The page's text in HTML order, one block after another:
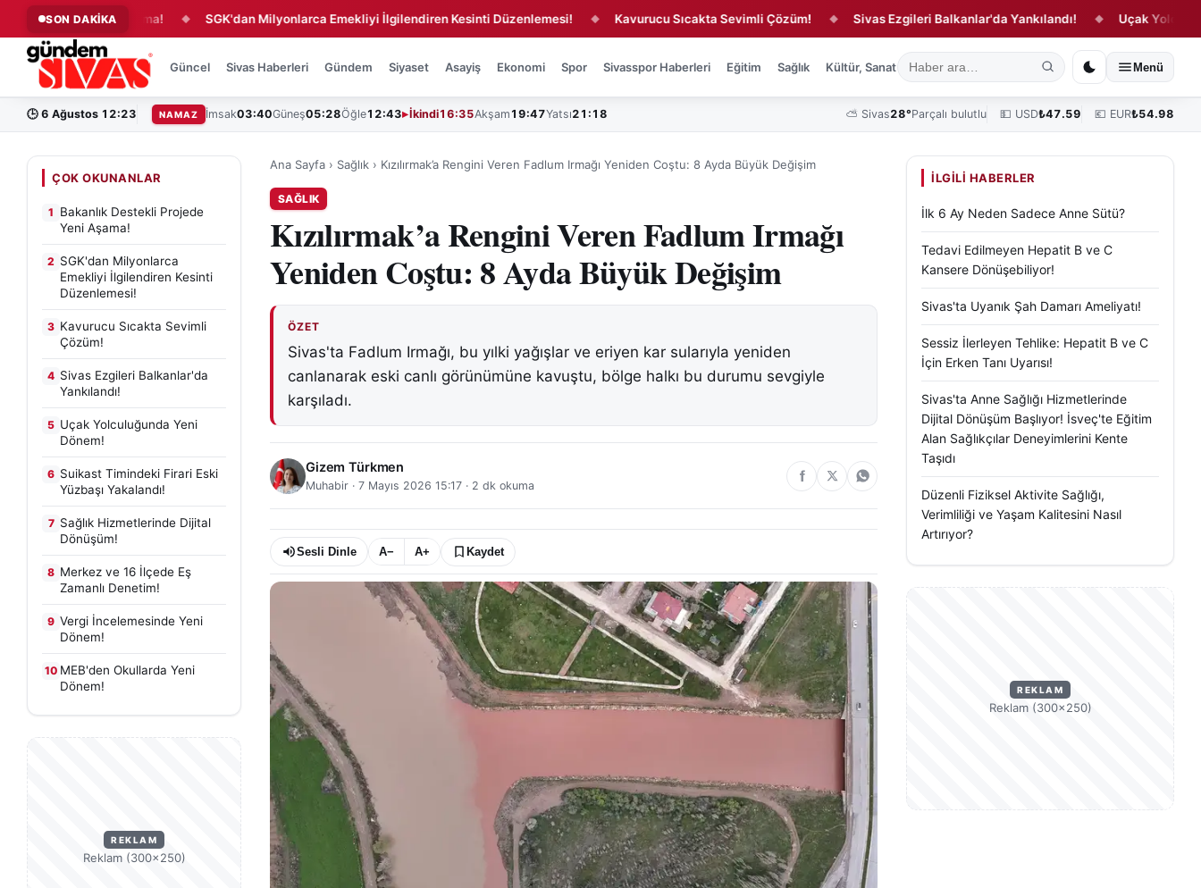
SON DAKİKA
Yeni Aşama! ◆ SGK'dan Milyonlarca Emekliyi İlgilendiren Kesinti Düzenlemesi! ◆ Kavurucu Sıcakta Sevimli Çözüm! ◆ Sivas Ezgileri Balkanlar'da Yankılandı! ◆ Uçak Yolculuğunda
Güncel Sivas Haberleri Gündem Siyaset Asayiş Ekonomi Spor Sivasspor Haberleri Eğitim Sağlık Kültür, Sanat ve Tarih Yaşam Sivas Vefat Edenler Köşe
Menü
🕒 6 Ağustos 12:23 NAMAZ İmsak03:40Güneş05:28Öğle12:43 İkindi16:35Akşam 19:47Yatsı21:18 ⛅ Sivas28°Parçalı bulutlu 💵 USD₺47.59 💶 EUR₺54.98
ÇOK OKUNANLAR
1 Bakanlık Destekli Projede
Yeni Aşama!
2 SGK'dan Milyonlarca
Emekliyi İlgilendiren Kesinti
Düzenlemesi!
3 Kavurucu Sıcakta Sevimli
Çözüm!
4 Sivas Ezgileri Balkanlar'da
Yankılandı!
5 Uçak Yolculuğunda Yeni
Dönem!
6 Suikast Timindeki Firari Eski
Yüzbaşı Yakalandı!
7 Sağlık Hizmetlerinde Dijital
Dönüşüm!
8 Merkez ve 16 İlçede Eş
Zamanlı Denetim!
9 Vergi İncelemesinde Yeni
Dönem!
10 MEB'den Okullarda Yeni
Dönem!
REKLAM
Reklam (300×250)
Ana Sayfa › Sağlık › Kızılırmak’a Rengini Veren Fadlum Irmağı Yeniden Coştu: 8 Ayda Büyük Değişim
SAĞLIK
Kızılırmak’a Rengini Veren Fadlum Irmağı
Yeniden Coştu: 8 Ayda Büyük Değişim
ÖZET
Sivas'ta Fadlum Irmağı, bu yılki yağışlar ve eriyen kar sularıyla yeniden
canlanarak eski canlı görünümüne kavuştu, bölge halkı bu durumu sevgiyle
karşıladı.
Gizem Türkmen
Muhabir · 7 Mayıs 2026 15:17 · 2 dk okuma
Sesli Dinle A− A+ Kaydet
İLGILI HABERLER
İlk 6 Ay Neden Sadece Anne Sütü?
Tedavi Edilmeyen Hepatit B ve C
Kansere Dönüşebiliyor!
Sivas'ta Uyanık Şah Damarı Ameliyatı!
Sessiz İlerleyen Tehlike: Hepatit B ve C
İçin Erken Tanı Uyarısı!
Sivas'ta Anne Sağlığı Hizmetlerinde
Dijital Dönüşüm Başlıyor! İsveç'te Eğitim
Alan Sağlıkçılar Deneyimlerini Kente
Taşıdı
Düzenli Fiziksel Aktivite Sağlığı,
Verimliliği ve Yaşam Kalitesini Nasıl
Artırıyor?
REKLAM
Reklam (300×250)